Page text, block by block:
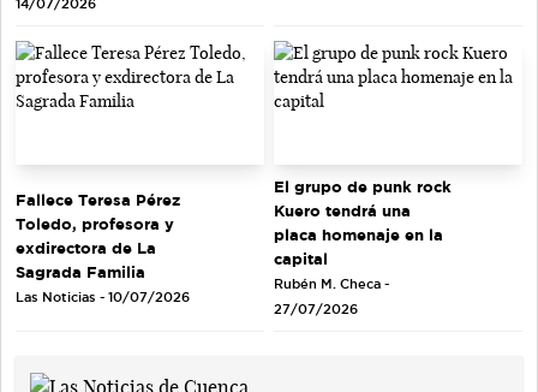
14/07/2026
Fallece Teresa Pérez
Toledo, profesora y
exdirectora de La
Sagrada Familia
Las Noticias - 10/07/2026
El grupo de punk rock
Kuero tendrá una
placa homenaje en la
capital
Rubén M. Checa -
27/07/2026